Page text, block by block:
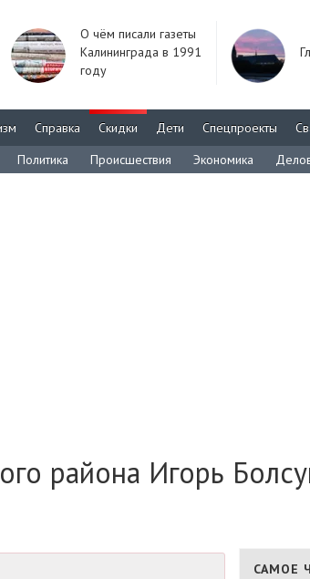
О чём писали газеты
Калининграда в 1991
году
Справка Скидки Дети Спецпроекты
Политика Происшествия Экономика
района Игорь
САМОЕ